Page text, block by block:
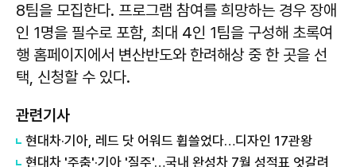
8팀을 모집한다. 프로그램 참여를 희망하는 경우 장애
인 1명을 필수로 포함, 최대 4인 1팀을 구성해 초록여
행 홈페이지에서 변산반도와 한려해상 중 한 곳을 선
택, 신청할 수 있다.
관련기사
현대차·기아, 레드 닷 어워드 휩쓸었다…디자인 17관왕
현대차 '주춤'·기아 '질주'…국내 완성차 7월 성적표 엇갈려